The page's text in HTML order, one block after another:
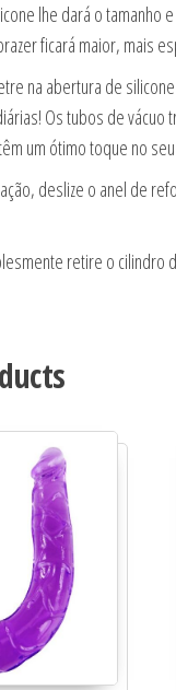
lhe dará o
ficará maior, mais
na abertura de
Os tubos de vácuo
um ótimo toque no
deslize o anel de
retire o cilindro